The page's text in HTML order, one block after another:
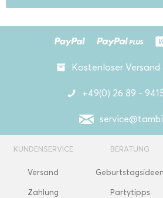
Kostenloser Versand
+49(0) 26 89 -
KUNDENSERVICE
Versand
Zahlung
BERATUNG
Geburtstagsideen
Partytipps